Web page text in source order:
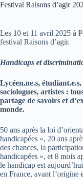
Festival Raisons d’agir
Les 10 et 11 avril 2025 à
festival Raisons d’agir.
Handicaps et
Lycéen.ne.s,
sociologues, artistes :
partage de savoirs et
monde.
50 ans après la loi
handicapées », 20 ans
des chances, la
handicapées », et 8 mois
le handicap est
en France, avant l’origine